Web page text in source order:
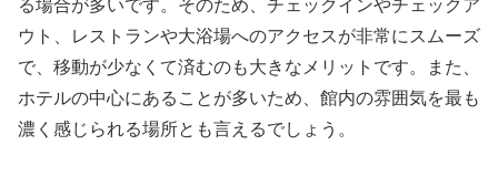
る場合が多いです。そのため、チェックインやチェックア
ウト、レストランや大浴場へのアクセスが非常にスムーズ
で、移動が少なくて済むのも大きなメリットです。また、
ホテルの中心にあることが多いため、館内の雰囲気を最も
濃く感じられる場所とも言えるでしょう。